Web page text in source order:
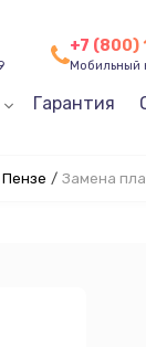
+7 (800)
Мобильный
Гарантия
/ Замена